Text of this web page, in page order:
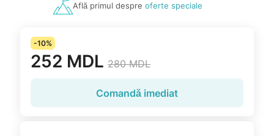
Află primul despre oferte speciale
-10%
252 MDL 280 MDL
Comandă imediat